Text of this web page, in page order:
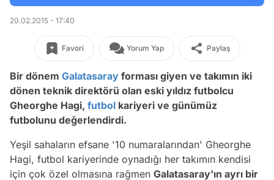
20.02.2015 - 17:40
Favori Yorum Yap Paylaş
Bir dönem Galatasaray forması giyen ve takımın iki
dönen teknik direktörü olan eski yıldız futbolcu
Gheorghe Hagi, futbol kariyeri ve günümüz
futbolunu değerlendirdi.
Yeşil sahaların efsane '10 numaralarından' Gheorghe
Hagi, futbol kariyerinde oynadığı her takımın kendisi
için çok özel olmasına rağmen Galatasaray'ın ayrı bir